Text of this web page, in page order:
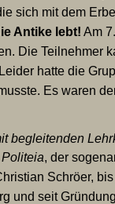
sich mit dem
Antike lebt! Am
Die Teilnehmer
hatte die
Es waren
begleitenden
Politeia, der
Schröer,
und seit